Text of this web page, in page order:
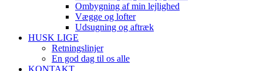
Ombygning af min lejlighed
Vægge og lofter
Udsugning og aftræk
HUSK LIGE
Retningslinjer
En god dag til os alle
KONTAKT